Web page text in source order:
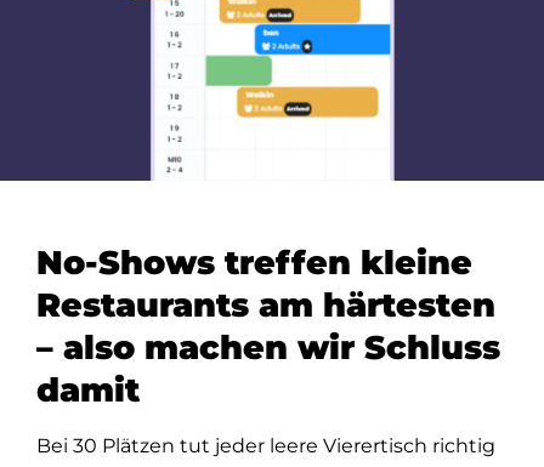
No-Shows treffen kleine
Restaurants am härtesten
– also machen wir Schluss
damit
Bei 30 Plätzen tut jeder leere Vierertisch richtig